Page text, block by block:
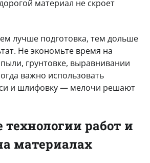
материал не скроет
лучше подготовка, тем дольше
Не экономьте время на
грунтовке, выравнивании
важно использовать
и шлифовку — мелочи решают
работ и
материалах